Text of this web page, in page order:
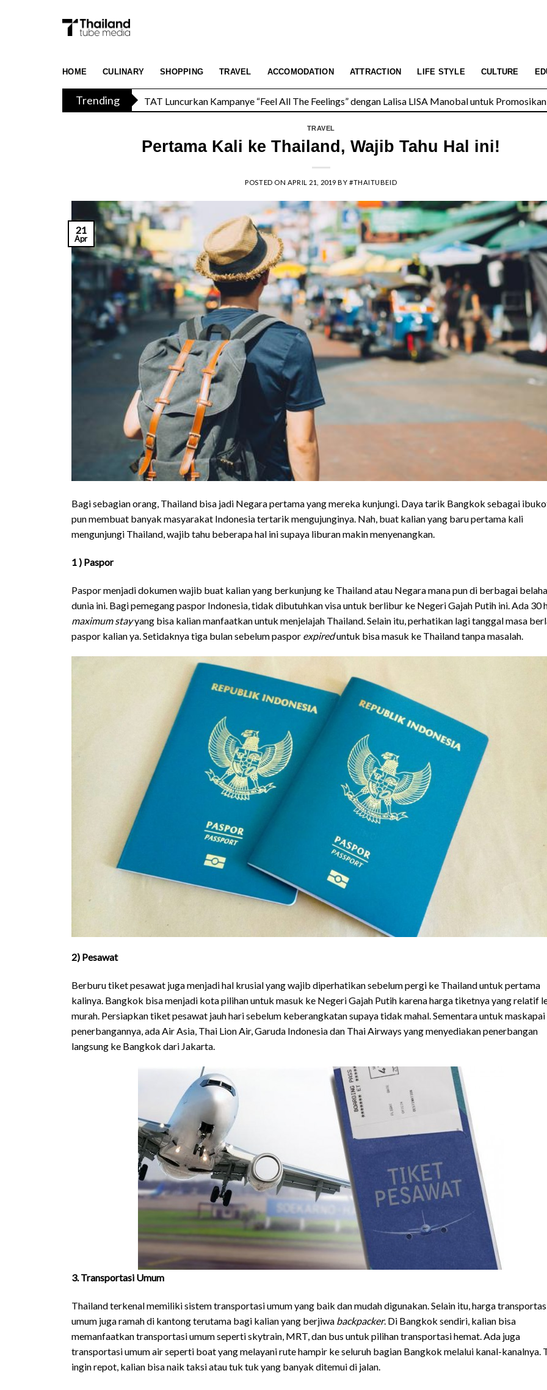
content
HOME CULINARY SHOPPING TRAVEL ACCOMODATION ATTRACTION LIFE STYLE CULTURE
Trending Menikmati Cita Rasa Mewah di Wolfgang’s Steakhouse di Thailand
TRAVEL
Pertama Kali ke Thailand, Wajib Tahu Hal ini!
POSTED ON APRIL 21, 2019 BY#THAITUBEID
21
Apr
Bagi sebagian orang, Thailand bisa jadi Negara pertama yang mereka kunjungi. Daya tarik Bangkok sebagai
pun membuat banyak masyarakat Indonesia tertarik mengujunginya. Nah, buat kalian yang baru pertama kali
mengunjungi Thailand, wajib tahu beberapa hal ini supaya liburan makin menyenangkan.
1 ) Paspor
Paspor menjadi dokumen wajib buat kalian yang berkunjung ke Thailand atau Negara mana pun di berbagai
dunia ini. Bagi pemegang paspor Indonesia, tidak dibutuhkan visa untuk berlibur ke Negeri Gajah Putih ini. Ada 30
maximum stayyang bisa kalian manfaatkan untuk menjelajah Thailand. Selain itu, perhatikan lagi tanggal masa
paspor kalian ya. Setidaknya tiga bulan sebelum paspor expireduntuk bisa masuk ke Thailand tanpa masalah.
2) Pesawat
Berburu tiket pesawat juga menjadi hal krusial yang wajib diperhatikan sebelum pergi ke Thailand untuk pertama
kalinya. Bangkok bisa menjadi kota pilihan untuk masuk ke Negeri Gajah Putih karena harga tiketnya yang relatif
murah. Persiapkan tiket pesawat jauh hari sebelum keberangkatan supaya tidak mahal. Sementara untuk maskapai
penerbangannya, ada Air Asia, Thai Lion Air, Garuda Indonesia dan Thai Airways yang menyediakan penerbangan
langsung ke Bangkok dari Jakarta.
3. Transportasi Umum
Thailand terkenal memiliki sistem transportasi umum yang baik dan mudah digunakan. Selain itu, harga
umum juga ramah di kantong terutama bagi kalian yang berjiwa backpacker. Di Bangkok sendiri, kalian bisa
memanfaatkan transportasi umum seperti skytrain, MRT, dan bus untuk pilihan transportasi hemat. Ada juga
transportasi umum air seperti boat yang melayani rute hampir ke seluruh bagian Bangkok melalui kanal-kanalnya.
ingin repot, kalian bisa naik taksi atau tuk tuk yang banyak ditemui di jalan.